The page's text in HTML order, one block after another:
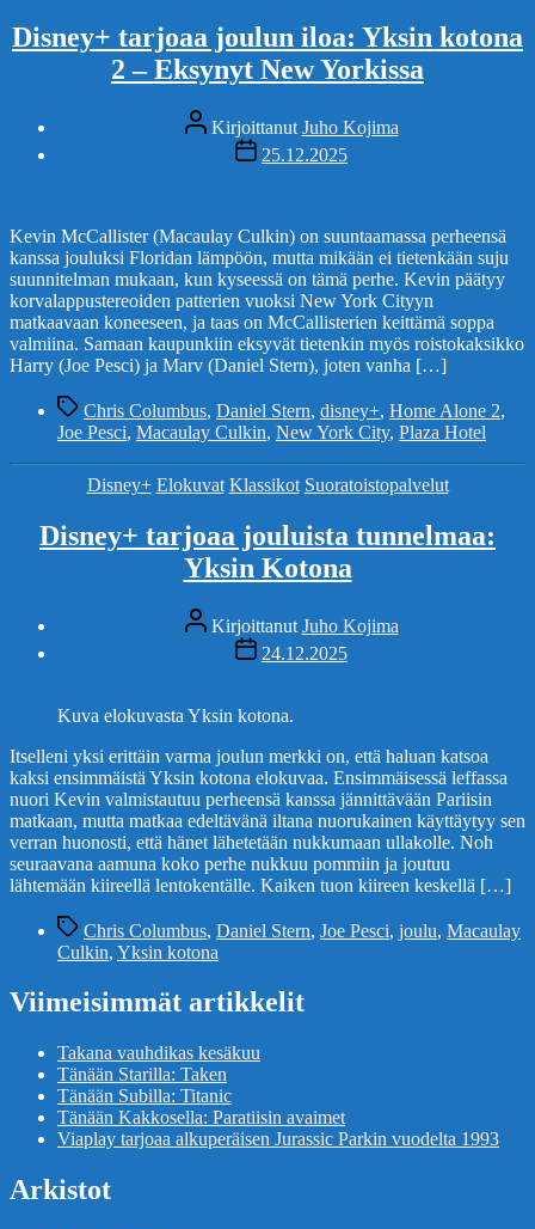
Disney+ tarjoaa joulun iloa: Yksin kotona
2 – Eksynyt New Yorkissa
Kirjoittaja
Kirjoittanut Juho Kojima
Julkaisupäivämäärä
25.12.2025
Kevin McCallister (Macaulay Culkin) on suuntaamassa perheensä
kanssa jouluksi Floridan lämpöön, mutta mikään ei tietenkään suju
suunnitelman mukaan, kun kyseessä on tämä perhe. Kevin päätyy
korvalappustereoiden patterien vuoksi New York Cityyn
matkaavaan koneeseen, ja taas on McCallisterien keittämä soppa
valmiina. Samaan kaupunkiin eksyvät tietenkin myös roistokaksikko
Harry (Joe Pesci) ja Marv (Daniel Stern), joten vanha […]
Avainsanat
Chris Columbus, Daniel Stern, disney+, Home Alone 2,
Joe Pesci, Macaulay Culkin, New York City, Plaza Hotel
Kategoriat
Disney+ Elokuvat Klassikot Suoratoistopalvelut
Disney+ tarjoaa jouluista tunnelmaa:
Yksin Kotona
Kirjoittaja
Kirjoittanut Juho Kojima
Julkaisupäivämäärä
24.12.2025
Kuva elokuvasta Yksin kotona.
Itselleni yksi erittäin varma joulun merkki on, että haluan katsoa
kaksi ensimmäistä Yksin kotona elokuvaa. Ensimmäisessä leffassa
nuori Kevin valmistautuu perheensä kanssa jännittävään Pariisin
matkaan, mutta matkaa edeltävänä iltana nuorukainen käyttäytyy sen
verran huonosti, että hänet lähetetään nukkumaan ullakolle. Noh
seuraavana aamuna koko perhe nukkuu pommiin ja joutuu
lähtemään kiireellä lentokentälle. Kaiken tuon kiireen keskellä […]
Avainsanat
Chris Columbus, Daniel Stern, Joe Pesci, joulu, Macaulay
Culkin, Yksin kotona
Viimeisimmät artikkelit
Takana vauhdikas kesäkuu
Tänään Starilla: Taken
Tänään Subilla: Titanic
Tänään Kakkosella: Paratiisin avaimet
Viaplay tarjoaa alkuperäisen Jurassic Parkin vuodelta 1993
Arkistot